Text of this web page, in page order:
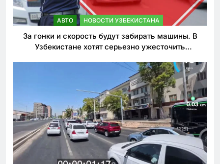
АВТО НОВОСТИ УЗБЕКИСТАНА
За гонки и скорость будут забирать машины. В
Узбекистане хотят серьезно ужесточить